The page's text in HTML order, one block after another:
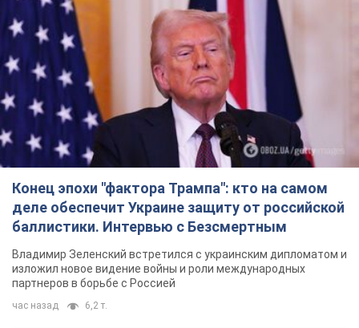
баллистики. Интервью с Безсмертным
Владимир Зеленский встретился с украинским дипломатом и
изложил новое видение войны и роли международных
партнеров в борьбе с Россией
час назад 6,2 т.
В Киеве в результате российской атаки
пострадали четыре человека. Фото
Враг продолжает регулярный ракетный террор столицы
час назад 14,1 т.
Россияне атаковали дроном больницу в
Херсоне: пострадали медработницы
Всего пострадали четыре женщины, и они не единственные